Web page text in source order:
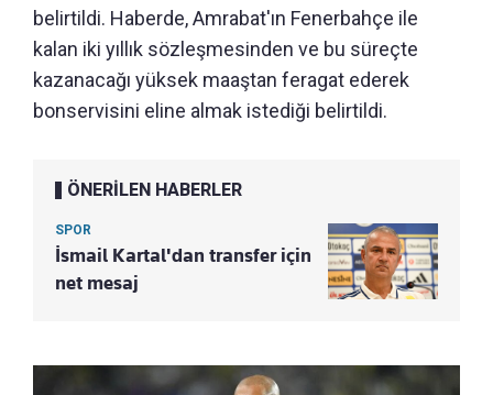
belirtildi. Haberde, Amrabat'ın Fenerbahçe ile
kalan iki yıllık sözleşmesinden ve bu süreçte
kazanacağı yüksek maaştan feragat ederek
bonservisini eline almak istediği belirtildi.
ÖNERİLEN HABERLER
SPOR
İsmail Kartal'dan transfer için
net mesaj